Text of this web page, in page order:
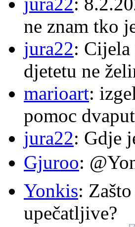
ne znam tko
jura22: Cijela
djetetu ne
marioart:
pomoc
jura22: Gdje
Gjuroo:
Yonkis:
upečatljive?